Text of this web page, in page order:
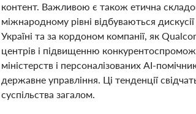
контент. Важливою є також етична
міжнародному рівні відбуваються
Україні та за кордоном компанії, як
центрів і підвищенню
міністерств і персоналізованих AI-
державне управління. Ці тенденції
суспільства загалом.